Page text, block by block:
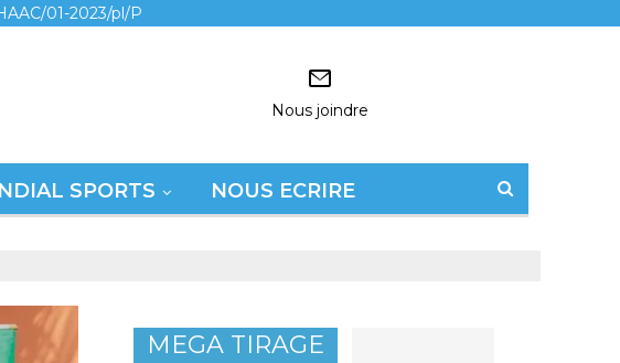
01-2023/pl/P
Nous joindre
SPORTS NOUS ECRIRE
MEGA TIRAGE